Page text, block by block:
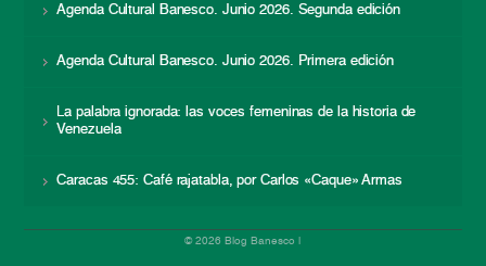
Agenda Cultural Banesco. Junio 2026. Segunda edición
Agenda Cultural Banesco. Junio 2026. Primera edición
La palabra ignorada: las voces femeninas de la historia de
Venezuela
Caracas 455: Café rajatabla, por Carlos «Caque» Armas
© 2026 Blog Banesco |